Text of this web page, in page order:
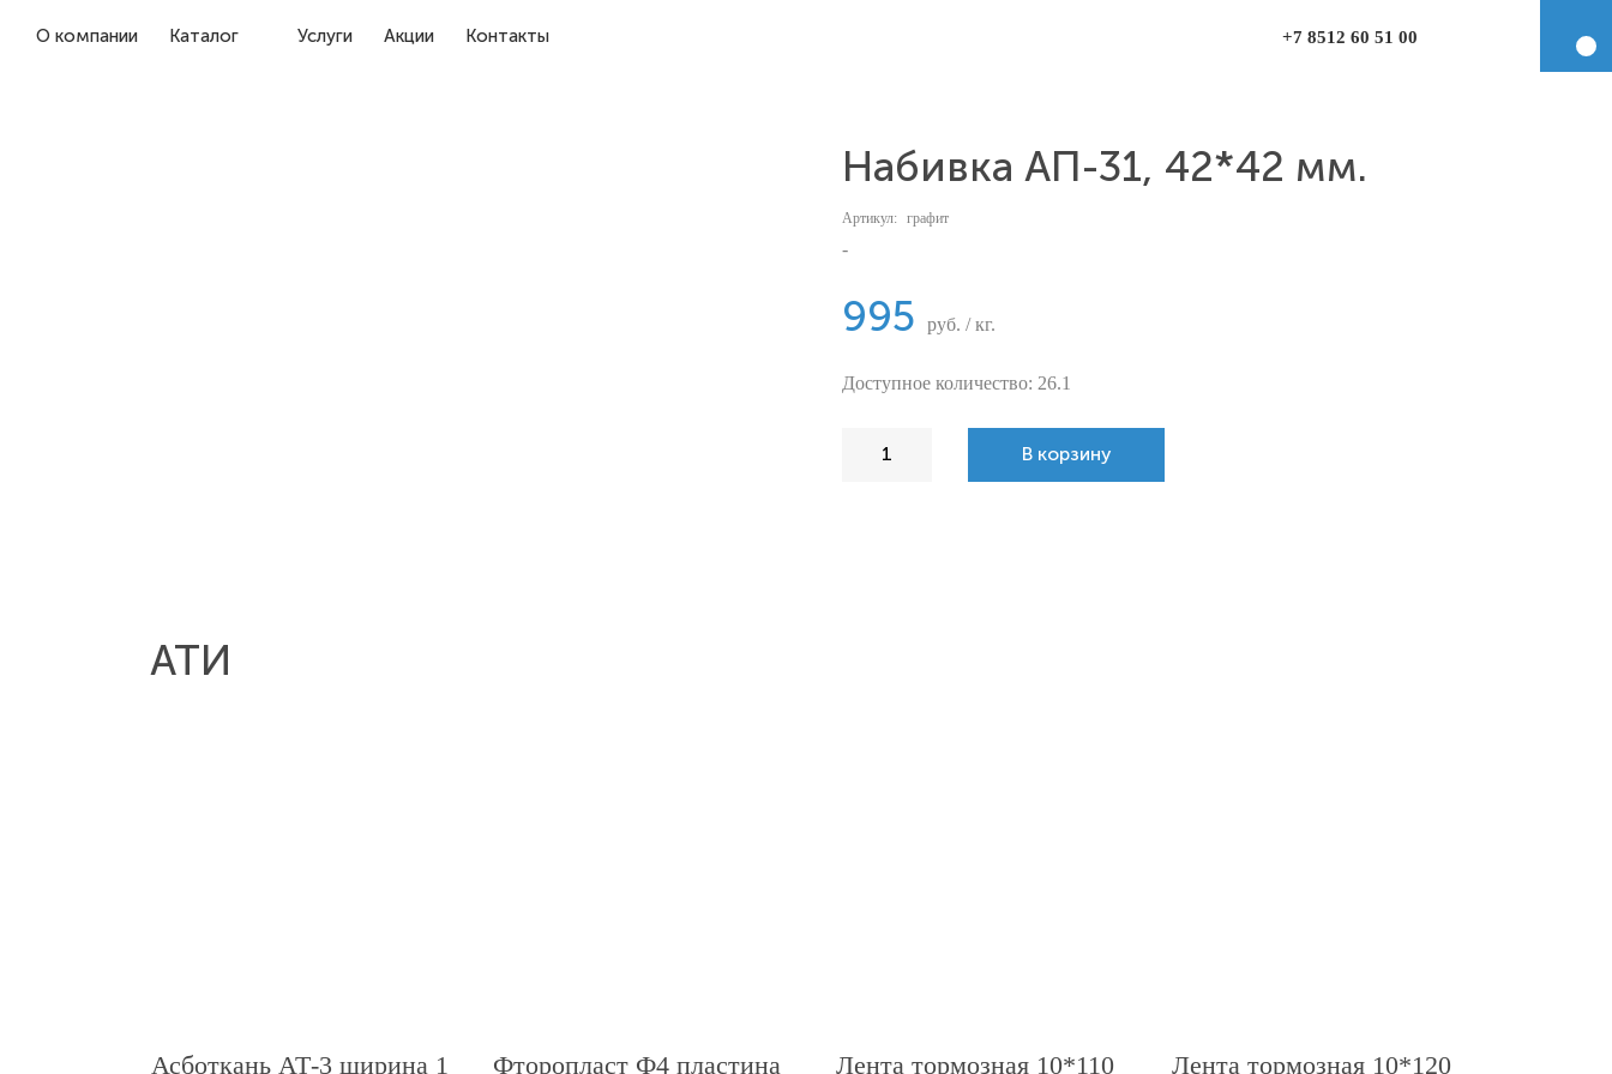
О компании Каталог Услуги Акции Контакты +7 8512 60 51 00
Набивка АП-31, 42*42 мм.
Артикул: графит
-
995 руб. / кг.
Доступное количество: 26.1
В корзину
АТИ
Асботкань АТ-3 ширина 1 Фторопласт Ф4 пластина Лента тормозная 10*110 Лента тормозная 10*120